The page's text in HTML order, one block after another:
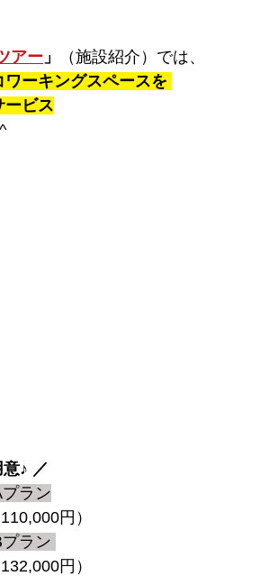
アー 」
（施設紹介）では、
ーキングスペースを
ービス
♪ ／
ラン
円）
ラン
円）